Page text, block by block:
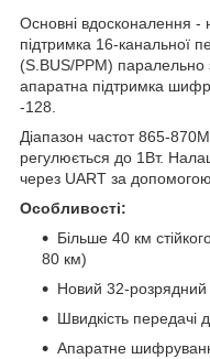
Основні вдосконалення
підтримка 16-канальної
(S.BUS/PPM) паралельно
апаратна підтримка
-128.
Діапазон частот 865-
регулюється до 1Вт.
через UART за
Особливості:
Більше 40 км
80 км)
Новий 32-
Швидкість передачі
Апаратне